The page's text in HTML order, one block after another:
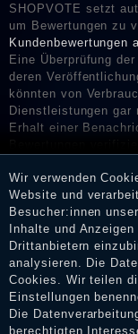
SHOPVOTE setzt
um Bewertungen zu
Eine Überprüfung
deren
könnten von
Dienstleistungen gar
Erhalt einer
Impressum
Wir verwenden
Website und
Besucher:innen
Inhalte und
Drittanbietern
analysieren. Die
Cookies. Wir teilen
Einstellungen
Die
berechtigten